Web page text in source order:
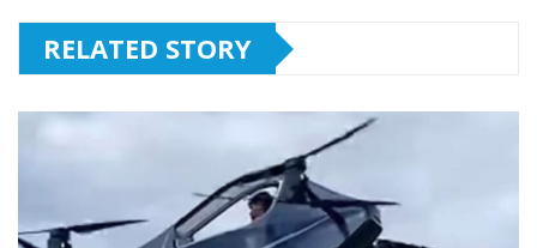
RELATED STORY